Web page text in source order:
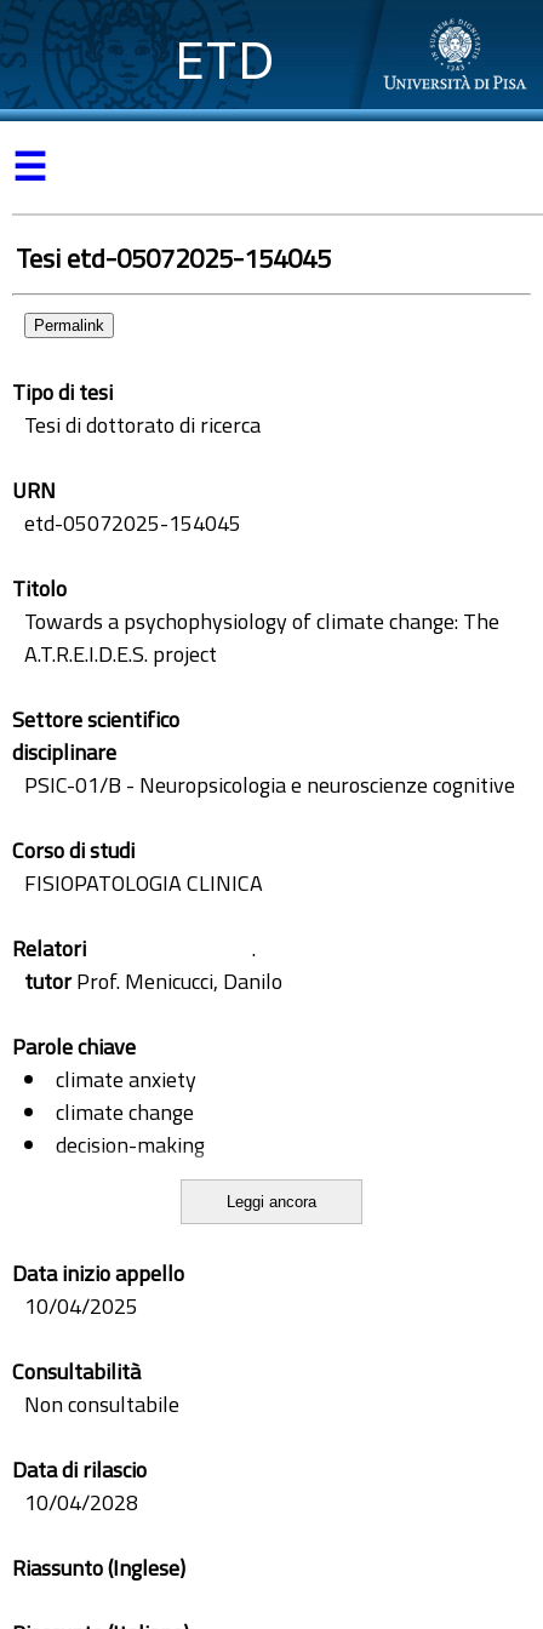
ETD
☰
Tesi etd-05072025-154045
Permalink
Tipo di tesi
Tesi di dottorato di ricerca
URN
etd-05072025-154045
Titolo
Towards a psychophysiology of climate change: The
A.T.R.E.I.D.E.S. project
Settore scientifico
disciplinare
PSIC-01/B - Neuropsicologia e neuroscienze cognitive
Corso di studi
FISIOPATOLOGIA CLINICA
Relatori
.
tutorProf. Menicucci, Danilo
Parole chiave
climate anxiety
climate change
decision-making
Leggi ancora
Data inizio appello
10/04/2025
Consultabilità
Non consultabile
Data di rilascio
10/04/2028
Riassunto (Inglese)